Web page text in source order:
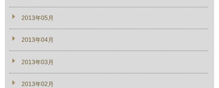
2013年05月
2013年04月
2013年03月
2013年02月